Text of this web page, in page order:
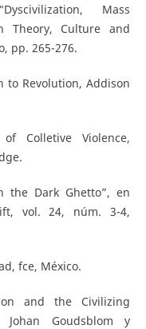
Mass
Theory, Culture and
pp. 265-276.
to Revolution, Addison
Colletive Violence,
the Dark Ghetto”, en
vol. 24, núm. 3-4,
fce, México.
and the Civilizing
Johan Goudsblom y